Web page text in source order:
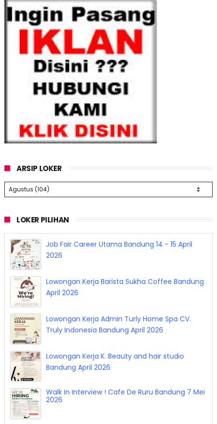
ARSIP LOKER
LOKER PILIHAN
Job Fair Career Utama Bandung 14 - 15 April
2026
Lowongan Kerja Barista Sukha Coffee Bandung
April 2026
Lowongan Kerja Admin Turly Home Spa CV.
Truly Indonesia Bandung April 2026
Lowongan Kerja K. Beauty and hair studio
Bandung April 2026
Walk In Interview ! Cafe De Ruru Bandung 7 Mei
2026